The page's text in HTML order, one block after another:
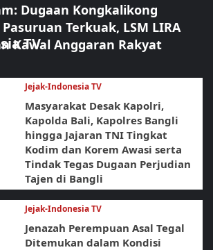
TV
Dugaan Kongkalikong
Terkuak, LSM LIRA
Kawal Anggaran Rakyat
Jejak-Indonesia TV
Masyarakat Desak Kapolri,
Kapolda Bali, Kapolres Bangli
hingga Jajaran TNI Tingkat
Kodim dan Korem Awasi serta
Tindak Tegas Dugaan Perjudian
Tajen di Bangli
Jejak-Indonesia TV
Jenazah Perempuan Asal Tegal
Ditemukan dalam Kondisi